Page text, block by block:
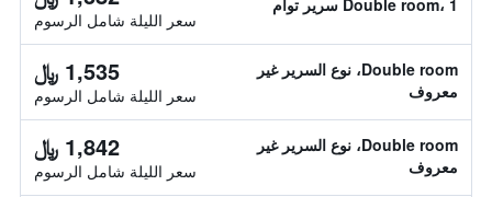
Double room، 1 سرير توأم
سعر الليلة شامل الرسوم
Double room، نوع السرير غير
معروف
1,535 ﷼
سعر الليلة شامل الرسوم
Double room، نوع السرير غير
معروف
1,842 ﷼
سعر الليلة شامل الرسوم